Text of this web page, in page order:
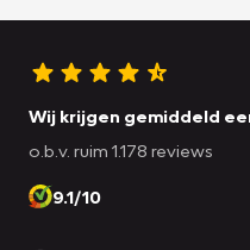
Wij krijgen gemiddeld
o.b.v. ruim 1.178 reviews
9.1/10